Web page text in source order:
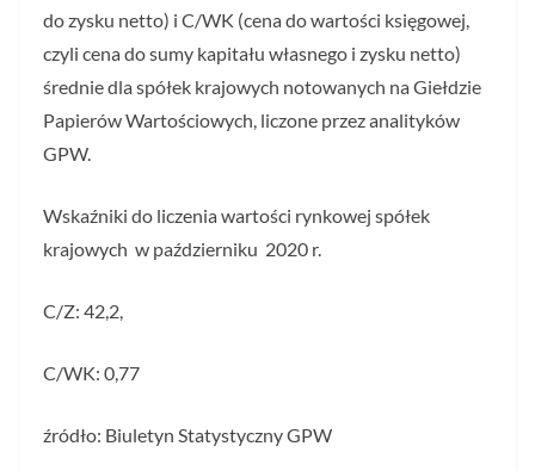
do zysku netto) i C/WK (cena do wartości księgowej,
czyli cena do sumy kapitału własnego i zysku netto)
średnie dla spółek krajowych notowanych na Giełdzie
Papierów Wartościowych, liczone przez analityków
GPW.
Wskaźniki do liczenia wartości rynkowej spółek
krajowych w październiku 2020 r.
C/Z: 42,2,
C/WK: 0,77
źródło: Biuletyn Statystyczny GPW